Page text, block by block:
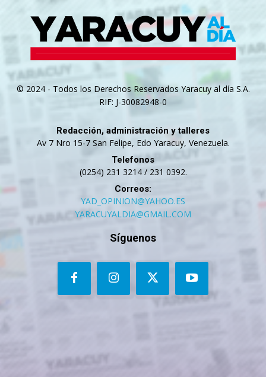
© 2024 - Todos los Derechos Reservados Yaracuy al día S.A.
RIF: J-30082948-0
Redacción, administración y talleres
Av 7 Nro 15-7 San Felipe, Edo Yaracuy, Venezuela.
Telefonos
(0254) 231 3214 / 231 0392.
Correos:
YAD_OPINION@YAHOO.ES
YARACUYALDIA@GMAIL.COM
Síguenos